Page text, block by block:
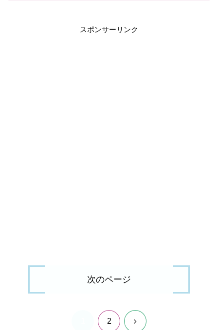
スポンサーリンク
次のページ
2 次